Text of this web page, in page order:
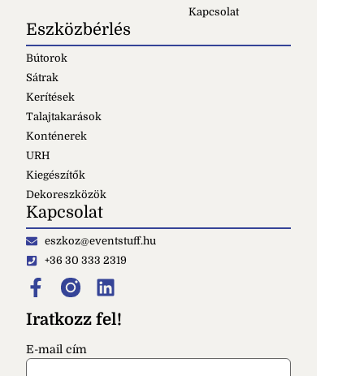
Kapcsolat
Eszközbérlés
Bútorok
Sátrak
Kerítések
Talajtakarások
Konténerek
URH
Kiegészítők
Dekoreszközök
Kapcsolat
eszkoz@eventstuff.hu
+36 30 333 2319
Iratkozz fel!
E-mail cím